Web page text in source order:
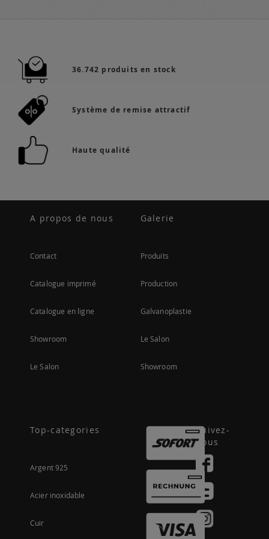
36.742 produits en stock
Système de remise attractif
Haute qualité
A propos de nous
Contact
Catalogue imprimé
Catalogue en ligne
Showroom
Le Salon
Galerie
Produits
Production
Galvanoplastie
Le Salon
Showroom
Top-categories
Argent 925
Acier inoxidable
Cuir
Suivez-
nous